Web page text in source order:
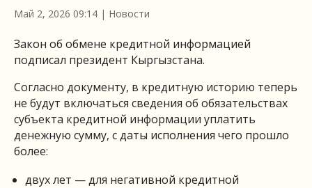
Май 2, 2026 09:14 | Новости
Закон об обмене кредитной информацией
подписал президент Кыргызстана.
Согласно документу, в кредитную историю теперь
не будут включаться сведения об обязательствах
субъекта кредитной информации уплатить
денежную сумму, с даты исполнения чего прошло
более:
двух лет — для негативной кредитной